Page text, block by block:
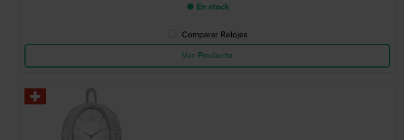
● En stock
Comparar Relojes
Ver Producto